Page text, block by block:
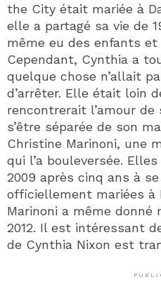
the City était mariée à
elle a partagé sa vie de
même eu des enfants
Cependant, Cynthia a
quelque chose n’allait
d’arrêter. Elle était loin
rencontrerait l’amour de
s’être séparée de son
Christine Marinoni, une
qui l’a bouleversée.
2009 après cinq ans à
officiellement mariées à
Marinoni a même donné
2012. Il est intéressant
de Cynthia Nixon est